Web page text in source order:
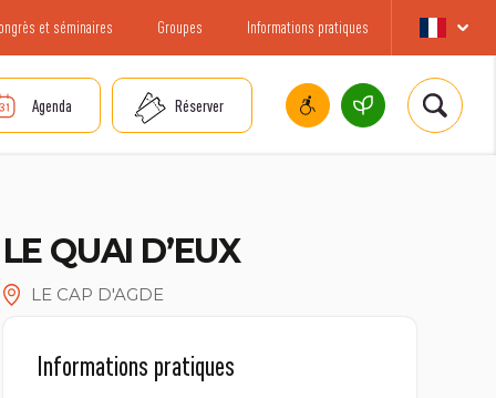
et séminaires Groupes Informations pratiques
Agenda Réserver
LE QUAI D’EUX
LE CAP D'AGDE
Informations pratiques